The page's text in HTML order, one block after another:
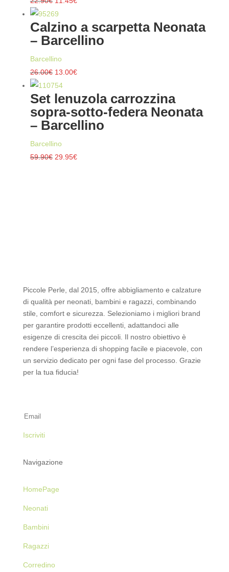
prezzo
originale
era:
attuale
è:
Calzino a scarpetta Neonata
– Barcellino
Barcellino
26.00€ Il
prezzo
originale
era:
26.00€.
13.00€Il
attuale
è:
13.00€.
Set lenuzola carrozzina
sopra-sotto-federa Neonata
– Barcellino
Barcellino
59.90€ Il
29.95€Il
Piccole Perle, dal 2015, offre abbigliamento e calzature
di qualità per neonati, bambini e ragazzi, combinando
stile, comfort e sicurezza. Selezioniamo i migliori brand
per garantire prodotti eccellenti, adattandoci alle
esigenze di crescita dei piccoli. Il nostro obiettivo è
rendere l’esperienza di shopping facile e piacevole, con
un servizio dedicato per ogni fase del processo. Grazie
per la tua fiducia!
Iscriviti
Navigazione
HomePage
Neonati
Bambini
Ragazzi
Corredino